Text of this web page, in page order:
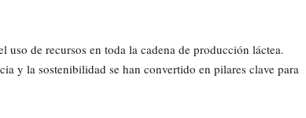
de recursos en toda la cadena de producción láctea.
y la sostenibilidad se han convertido en pilares clave para